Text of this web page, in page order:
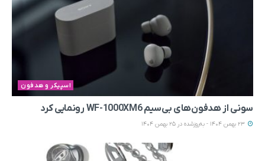
اسپیکر و هدفون
سونی از هدفون‌های بی‌سیم WF-1000XM6 رونمایی کرد